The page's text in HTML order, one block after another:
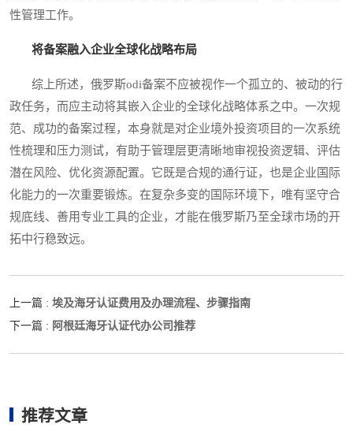
性管理工作。
将备案融入企业全球化战略布局
综上所述，俄罗斯odi备案不应被视作一个孤立的、被动的行
政任务，而应主动将其嵌入企业的全球化战略体系之中。一次规
范、成功的备案过程，本身就是对企业境外投资项目的一次系统
性梳理和压力测试，有助于管理层更清晰地审视投资逻辑、评估
潜在风险、优化资源配置。它既是合规的通行证，也是企业国际
化能力的一次重要锻炼。在复杂多变的国际环境下，唯有坚守合
规底线、善用专业工具的企业，才能在俄罗斯乃至全球市场的开
拓中行稳致远。
上一篇 : 埃及海牙认证费用及办理流程、步骤指南
下一篇 : 阿根廷海牙认证代办公司推荐
推荐文章